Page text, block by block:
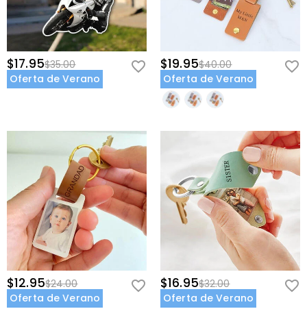
$17.95$35.00
Oferta de Verano
$19.95$40.00
Oferta de Verano
$12.95$24.00
Oferta de Verano
$16.95$32.00
Oferta de Verano